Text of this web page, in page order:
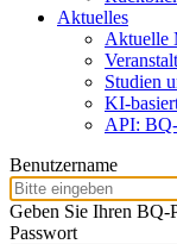
Aktuelles
Aktuelle
Studien
KI-
API:
Benutzername
Geben Sie Ihren BQ-
Passwort